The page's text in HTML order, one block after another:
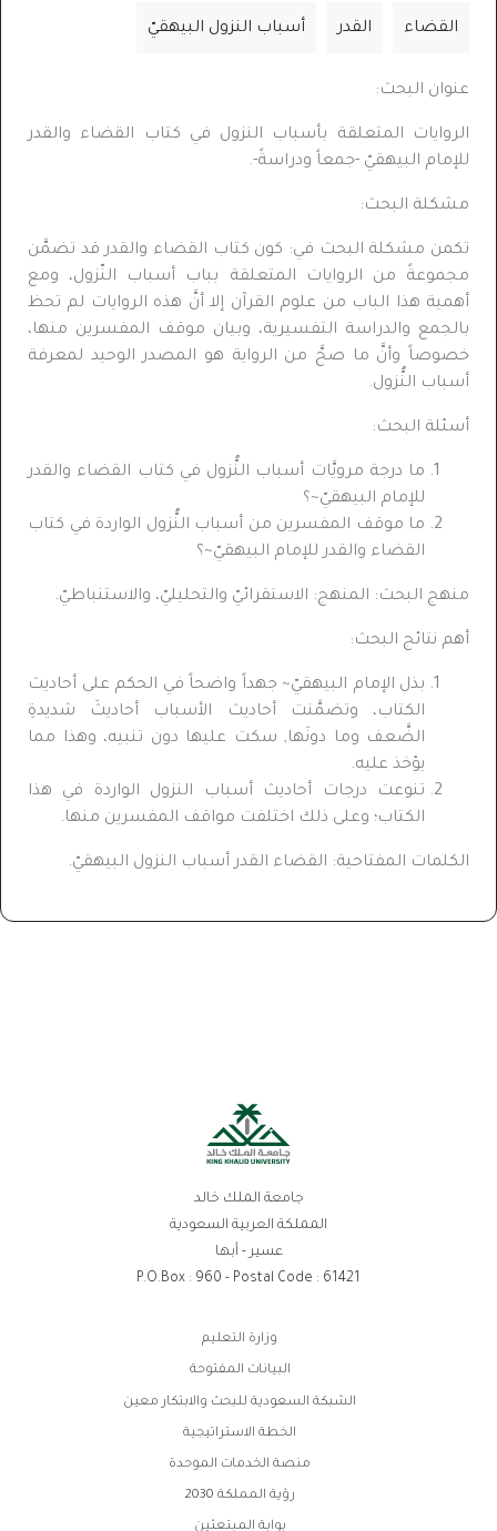
القضاء القدر أسباب النزول البيهقيّ
عنوان البحث:
الروايات المتعلقة بأسباب النزول في كتاب القضاء والقدر
للإمام البيهقيّ -جمعاً ودراسةً-.
مشكلة البحث:
تكمن مشكلة البحث في: كون كتاب القضاء والقدر قد تضمَّن
مجموعةً من الروايات المتعلقة بباب أسباب النّزول، ومع
أهمية هذا الباب من علوم القرآن إلا أنَّ هذه الروايات لم تحظ
بالجمع والدراسة التفسيرية، وبيان موقف المفسرين منها،
خصوصاً وأنَّ ما صحَّ من الرواية هو المصدر الوحيد لمعرفة
أسباب النُّزول.
أسئلة البحث:
ما درجة مرويَّات أسباب النُّزول في كتاب القضاء والقدر
للإمام البيهقيّ~؟
ما موقف المفسرين من أسباب النُّزول الواردة في كتاب
القضاء والقدر للإمام البيهقيّ~؟
منهج البحث: المنهج: الاستقرائيّ والتحليليّ، والاستنباطيّ.
أهم نتائج البحث:
بذل الإمام البيهقيّ~ جهداً واضحاً في الحكم على أحاديث
الكتاب، وتضمَّنت أحاديث الأسباب أحاديثَ شديدةِ
الضَّعف وما دونَها, سكت عليها دون تنبيه، وهذا مما
يؤخذ عليه.
تنوعت درجات أحاديث أسباب النزول الواردة في هذا
الكتاب؛ وعلى ذلك اختلفت مواقف المفسرين منها.
الكلمات المفتاحية: القضاء القدر أسباب النزول البيهقيّ.
جامعة الملك خالد
المملكة العربية السعودية
عسير - أبها
P.O.Box : 960 - Postal Code : 61421
وزارة التعليم
البيانات المفتوحة
الشبكة السعودية للبحث والابتكار معين
الخطة الاستراتيجية
منصة الخدمات الموحدة
رؤية المملكة 2030
بوابة المبتعثين